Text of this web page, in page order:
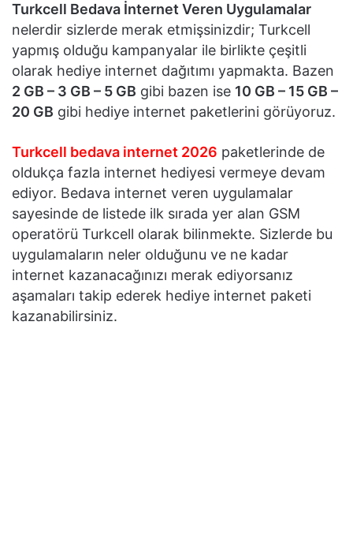
Turkcell Bedava İnternet Veren Uygulamalar
nelerdir sizlerde merak etmişsinizdir; Turkcell
yapmış olduğu kampanyalar ile birlikte çeşitli
olarak hediye internet dağıtımı yapmakta. Bazen
2 GB – 3 GB – 5 GB gibi bazen ise 10 GB – 15 GB –
20 GB gibi hediye internet paketlerini görüyoruz.
Turkcell bedava internet 2026 paketlerinde de
oldukça fazla internet hediyesi vermeye devam
ediyor. Bedava internet veren uygulamalar
sayesinde de listede ilk sırada yer alan GSM
operatörü Turkcell olarak bilinmekte. Sizlerde bu
uygulamaların neler olduğunu ve ne kadar
internet kazanacağınızı merak ediyorsanız
aşamaları takip ederek hediye internet paketi
kazanabilirsiniz.